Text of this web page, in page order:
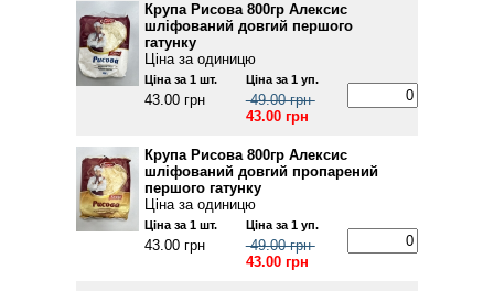
Крупа Рисова 800гр Алексис
шліфований довгий першого
гатунку
Ціна за одиницю
Ціна за 1 шт.
43.00 грн
Ціна за 1 уп.
49.00 грн
43.00 грн
Крупа Рисова 800гр Алексис
шліфований довгий пропарений
першого гатунку
Ціна за одиницю
Ціна за 1 шт.
43.00 грн
Ціна за 1 уп.
49.00 грн
43.00 грн